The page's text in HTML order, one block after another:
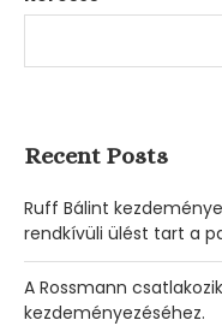
Recent Posts
Ruff Bálint
rendkívüli ülést tart a
A Rossmann
kezdeményezéséhez.